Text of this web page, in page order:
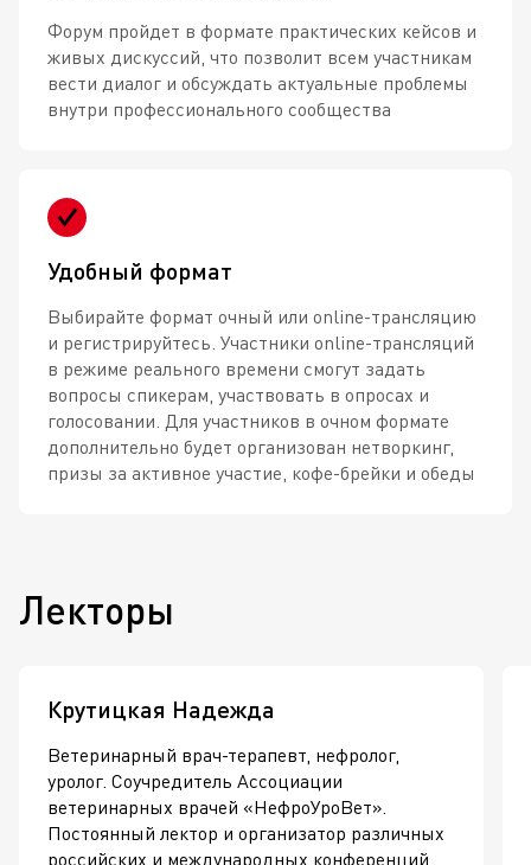
Форум пройдет в формате практических кейсов и
живых дискуссий, что позволит всем участникам
вести диалог и обсуждать актуальные проблемы
внутри профессионального сообщества
Удобный формат
Выбирайте формат очный или online-трансляцию
и регистрируйтесь. Участники online-трансляций
в режиме реального времени смогут задать
вопросы спикерам, участвовать в опросах и
голосовании. Для участников в очном формате
дополнительно будет организован нетворкинг,
призы за активное участие, кофе-брейки и обеды
Лекторы
Крутицкая Надежда
Ветеринарный врач-терапевт , нефролог,
уролог. Соучредитель Ассоциации
ветеринарных врачей «НефроУроВет».
Постоянный лектор и организатор различных
российских и международных конференций,